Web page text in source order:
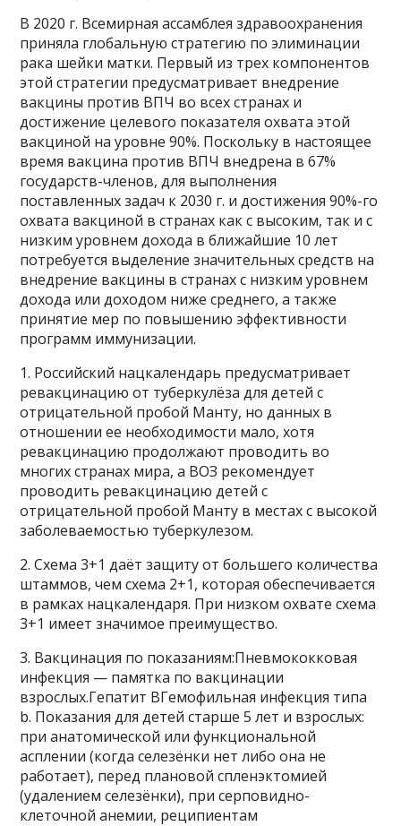
В 2020 г. Всемирная ассамблея здравоохранения
приняла глобальную стратегию по элиминации
рака шейки матки. Первый из трех компонентов
этой стратегии предусматривает внедрение
вакцины против ВПЧ во всех странах и
достижение целевого показателя охвата этой
вакциной на уровне 90%. Поскольку в настоящее
время вакцина против ВПЧ внедрена в 67%
государств-членов, для выполнения
поставленных задач к 2030 г. и достижения 90%-го
охвата вакциной в странах как с высоким, так и с
низким уровнем дохода в ближайшие 10 лет
потребуется выделение значительных средств на
внедрение вакцины в странах с низким уровнем
дохода или доходом ниже среднего, а также
принятие мер по повышению эффективности
программ иммунизации.
1. Российский нацкалендарь предусматривает
ревакцинацию от туберкулёза для детей с
отрицательной пробой Манту, но данных в
отношении ее необходимости мало, хотя
ревакцинацию продолжают проводить во
многих странах мира, а ВОЗ рекомендует
проводить ревакцинацию детей с
отрицательной пробой Манту в местах с высокой
заболеваемостью туберкулезом.
2. Схема 3+1 даёт защиту от большего количества
штаммов, чем схема 2+1, которая обеспечивается
в рамках нацкалендаря. При низком охвате схема
3+1 имеет значимое преимущество.
3. Вакцинация по показаниям:Пневмококковая
инфекция — памятка по вакцинации
взрослых.Гепатит ВГемофильная инфекция типа
b. Показания для детей старше 5 лет и взрослых:
при анатомической или функциональной
асплении (когда селезёнки нет либо она не
работает), перед плановой спленэктомией
(удалением селезёнки), при серповидно-
клеточной анемии, реципиентам